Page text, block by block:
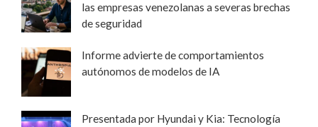
las empresas venezolanas a severas brechas
de seguridad
Informe advierte de comportamientos
autónomos de modelos de IA
Presentada por Hyundai y Kia: Tecnología